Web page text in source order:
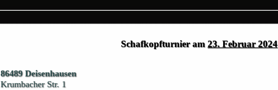
Schafkopfturnier am 23. Februar 2024
86489 Deisenhausen
Krumbacher Str. 1